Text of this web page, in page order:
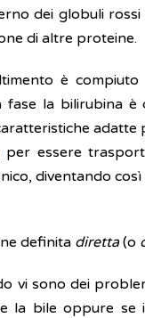
dei globuli
di altre proteine.
è
fase la bilirubina è
per essere
diventando
definita diretta(o
vi sono dei
la bile oppure